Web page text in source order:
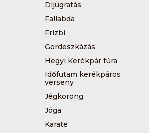
Díjugratás
Fallabda
Frizbi
Gördeszkázás
Hegyi Kerékpár túra
Időfutam kerékpáros
verseny
Jégkorong
Jóga
Karate